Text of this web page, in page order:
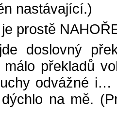
nastávající.)
prostě
doslovný
překladů
odvážné i…
na mě.